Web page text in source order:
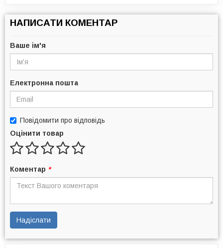
НАПИСАТИ КОМЕНТАР
Ваше ім'я
Електронна пошта
Повідомити про відповідь
Оцінити товар
Коментар *
Надіслати